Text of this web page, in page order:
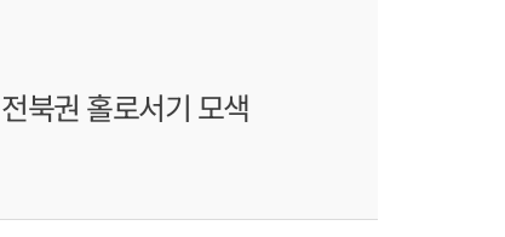
북권 홀로서기 모색